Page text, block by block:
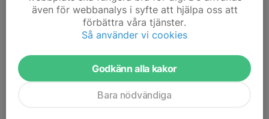
(17/6) blir det ytterligare ett derby. Marma kommer på besök till
Helsingehus arena, och då hoppas vi på besök av en
månghövdad publik och ett strålande väder.
Dela nyhet
även för webbanalys i syfte att hjälpa oss att
förbättra våra tjänster.
Så använder vi cookies
Godkänn alla kakor
Bara nödvändiga